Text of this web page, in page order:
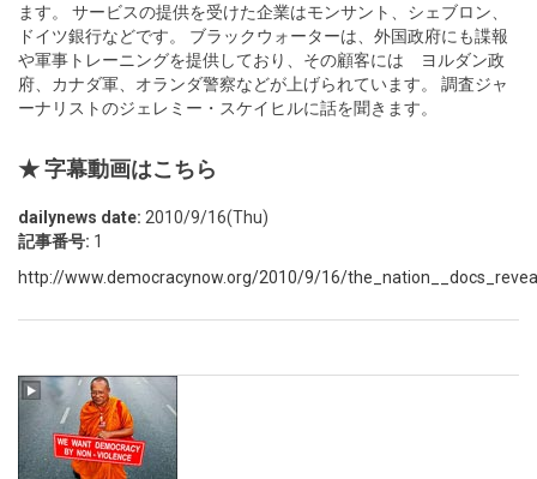
ます。 サービスの提供を受けた企業はモンサント、シェブロン、
ドイツ銀行などです。 ブラックウォーターは、外国政府にも諜報
や軍事トレーニングを提供しており、その顧客には ヨルダン政
府、カナダ軍、オランダ警察などが上げられています。 調査ジャ
ーナリストのジェレミー・スケイヒルに話を聞きます。
★ 字幕動画はこちら
dailynews date: 2010/9/16(Thu)
記事番号: 1
http://www.democracynow.org/2010/9/16/